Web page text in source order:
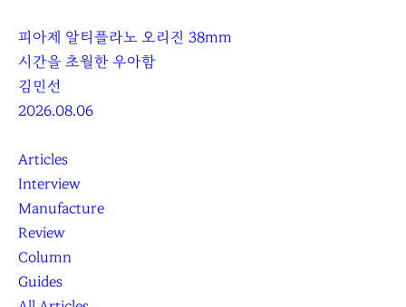
피아제 알티플라노 오리진 38mm
시간을 초월한 우아함
김민선
2026.08.06
Articles
Interview
Manufacture
Review
Column
Guides